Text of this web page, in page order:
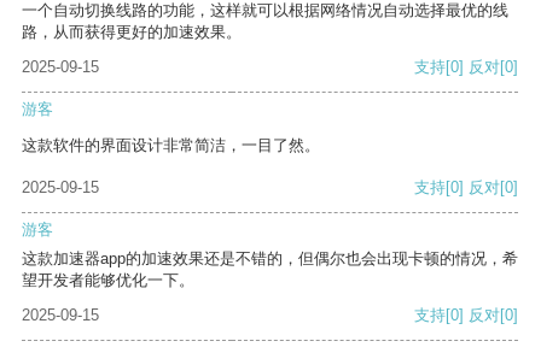
一个自动切换线路的功能，这样就可以根据网络情况自动选择最优的线
路，从而获得更好的加速效果。
2025-09-15
支持[0] 反对[0]
游客
这款软件的界面设计非常简洁，一目了然。
2025-09-15 支持[0] 反对[0]
游客
这款加速器app的加速效果还是不错的，但偶尔也会出现卡顿的情况，希
望开发者能够优化一下。
2025-09-15
支持[0] 反对[0]